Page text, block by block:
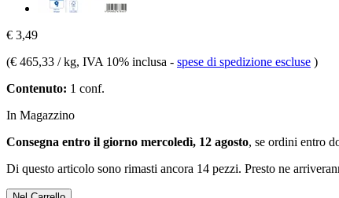
€ 3,49
(€ 465,33 / kg, IVA 10% inclusa - spese di spedizione escluse )
Contenuto: 1 conf.
In Magazzino
Consegna entro il giorno mercoledì, 12 agosto, se ordini entro
Di questo articolo sono rimasti ancora 14 pezzi. Presto ne